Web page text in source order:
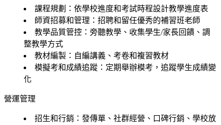
課程規劃：依學校進度和考試時程設計教學進度表
師資招募和管理：招聘和留任優秀的補習班老師
教學品質管控：旁聽教學、收集學生/家長回饋、調
整教學方式
教材編製：自編講義、考卷和複習教材
模擬考和成績追蹤：定期舉辦模考，追蹤學生成績變
化
營運管理
招生和行銷：發傳單、社群經營、口碑行銷、學校放